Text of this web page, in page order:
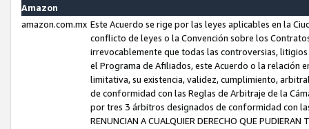
Amazon
amazon.com.mx Este Acuerdo se rige por las leyes aplicables en la
conflicto de leyes o la Convención sobre los
irrevocablemente que todas las controversias,
el Programa de Afiliados, este Acuerdo o la relación
limitativa, su existencia, validez, cumplimiento,
de conformidad con las Reglas de Arbitraje de la
por tres 3 árbitros designados de conformidad con las
RENUNCIAN A CUALQUIER DERECHO QUE